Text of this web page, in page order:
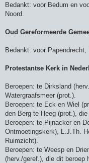
Bedankt: voor Bedum en
Noord.
Oud Gereformeerde
Bedankt: voor Papendrecht,
Protestantse Kerk in
Beroepen: te Dirksland
Watergraafsmeer (prot.).
Beroepen: te Eck en Wiel
den Berg te Heeg (prot.),
Beroepen: te Pijnacker en
Ontmoetingskerk), L.J.Th.
Ruimzicht).
Beroepen: te Weesp en
(herv./geref.), die dit beroep